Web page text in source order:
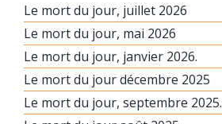
Le mort du jour, juillet 2026
Le mort du jour, mai 2026
Le mort du jour, janvier 2026.
Le mort du jour décembre 2025
Le mort du jour, septembre 2025.